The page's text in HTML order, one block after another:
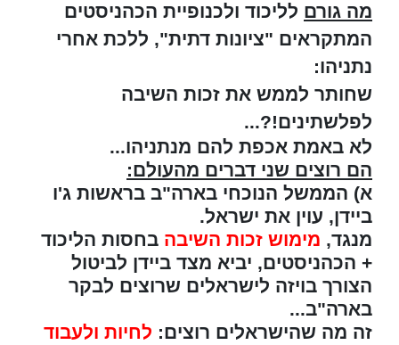
מה גורם לליכוד ולכנופיית הכהניסטים
המתקראים "ציונות דתית", ללכת אחרי
נתניהו:
שחותר לממש את זכות השיבה
לפלשתינים!?...
לא באמת אכפת להם מנתניהו...
הם רוצים שני דברים מהעולם:
א) הממשל הנוכחי בארה"ב בראשות ג'ו
ביידן, עוין את ישראל.
מנגד, מימוש זכות השיבה בחסות הליכוד
+ הכהניסטים, יביא מצד ביידן לביטול
הצורך בויזה לישראלים שרוצים לבקר
בארה"ב...
זה מה שהישראלים רוצים: לחיות ולעבוד